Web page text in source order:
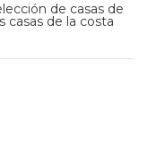
de casas de
casas de la costa